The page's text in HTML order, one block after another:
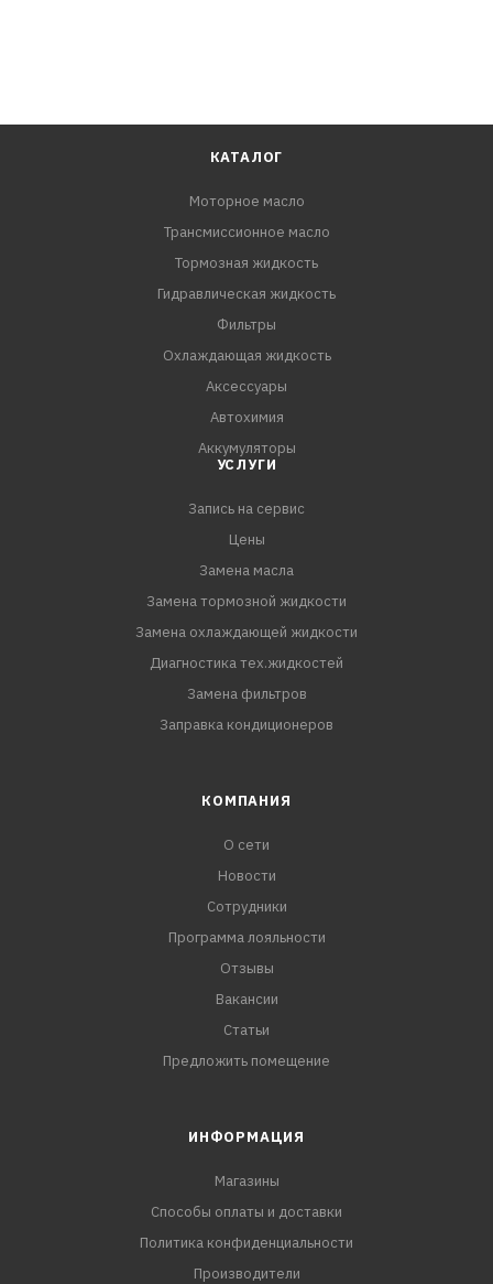
КАТАЛОГ
Моторное масло
Трансмиссионное масло
Тормозная жидкость
Гидравлическая жидкость
Фильтры
Охлаждающая жидкость
Аксессуары
Автохимия
Аккумуляторы
УСЛУГИ
Запись на сервис
Цены
Замена масла
Замена тормозной жидкости
Замена охлаждающей жидкости
Диагностика тех.жидкостей
Замена фильтров
Заправка кондиционеров
КОМПАНИЯ
О сети
Новости
Сотрудники
Программа лояльности
Отзывы
Вакансии
Статьи
Предложить помещение
ИНФОРМАЦИЯ
Магазины
Способы оплаты и доставки
Политика конфиденциальности
Производители